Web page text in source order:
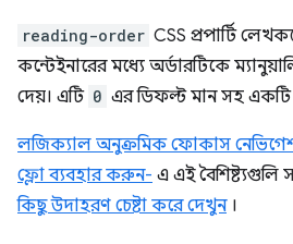
reading-order CSS প্রপার্টি
কন্টেইনারের মধ্যে অর্ডারটিকে
দেয়। এটি 0 এর ডিফল্ট মান সহ একটি
লজিক্যাল অনুক্রমিক ফোকাস
ফ্লো ব্যবহার করুন- এ এই
কিছু উদাহরণ চেষ্টা করে দেখুন।